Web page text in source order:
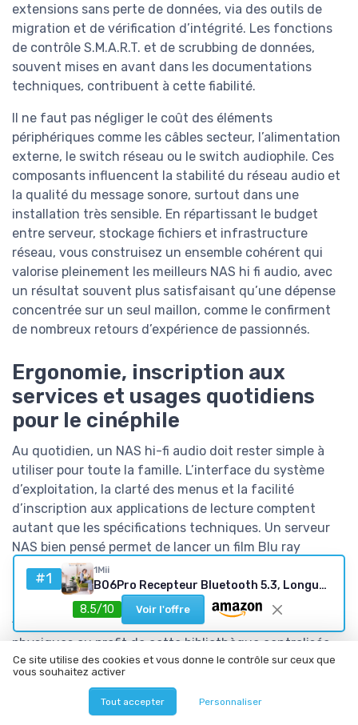
extensions sans perte de données, via des outils de
migration et de vérification d’intégrité. Les fonctions
de contrôle S.M.A.R.T. et de scrubbing de données,
souvent mises en avant dans les documentations
techniques, contribuent à cette fiabilité.
Il ne faut pas négliger le coût des éléments
périphériques comme les câbles secteur, l’alimentation
externe, le switch réseau ou le switch audiophile. Ces
composants influencent la stabilité du réseau audio et
la qualité du message sonore, surtout dans une
installation très sensible. En répartissant le budget
entre serveur, stockage fichiers et infrastructure
réseau, vous construisez un ensemble cohérent qui
valorise pleinement les meilleurs NAS hi fi audio, avec
un résultat souvent plus satisfaisant qu’une dépense
concentrée sur un seul maillon, comme le confirment
de nombreux retours d’expérience de passionnés.
Ergonomie, inscription aux
services et usages quotidiens
pour le cinéphile
Au quotidien, un NAS hi-fi audio doit rester simple à
utiliser pour toute la famille. L’interface du système
d’exploitation, la clarté des menus et la facilité
d’inscription aux applications de lecture comptent
autant que les spécifications techniques. Un serveur
NAS bien pensé permet de lancer un film Blu ray
dématérialisé ou une playlist en quelques gestes sur la
télécommande, sans devoir manipuler directement les
disques durs. Dans un usage réel, beaucoup de foyers
finissent par abandonner totalement les disques
physiques au profit de cette bibliothèque centralisée.
Les applications mobiles proposées par Synology et
d’autres marques facilitent l’accès aux fichiers audio
et vidéo depuis un smartphone ou une tablette. On
#1 1Mii
B06Pro Recepteur Bluetooth 5.3, Longue Portée Adaptateur Audio sans Fil Hi-FI, avec 3D Surround aptX HD&LL, RCA Optique AUX 3,5 mm Coaxial pour Système Stéréo Domestique B06Pro-us
8.5/10
Voir l'offre
Ce site utilise des cookies et vous donne le contrôle sur ceux que
vous souhaitez activer
Tout accepter Personnaliser